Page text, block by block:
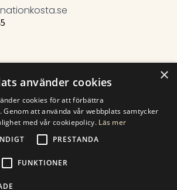
×
använder cookies
cookies för att förbättra
Genom att använda vår webbplats samtycker
med vår cookiepolicy. Läs mer
PRESTANDA
FUNKTIONER